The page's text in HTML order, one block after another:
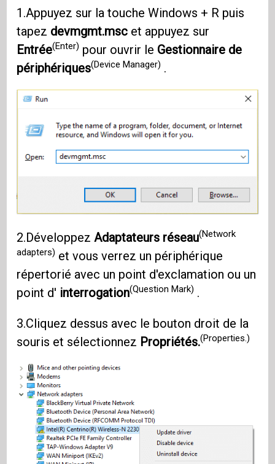
1.Appuyez sur la touche Windows + R puis
tapez devmgmt.msc et appuyez sur
Entrée(Enter) pour ouvrir le Gestionnaire de
périphériques(Device Manager) .
2.Développez Adaptateurs réseau(Network
adapters) et vous verrez un périphérique
répertorié avec un point d'exclamation ou un
point d' interrogation(Question Mark) .
3.Cliquez dessus avec le bouton droit de la
souris et sélectionnez Propriétés.(Properties.)